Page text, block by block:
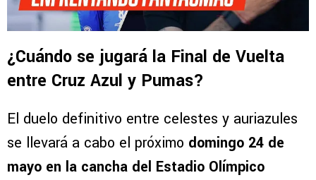
¿Cuándo se jugará la Final de Vuelta
entre Cruz Azul y Pumas?
El duelo definitivo entre celestes y auriazules
se llevará a cabo el próximo domingo 24 de
mayo en la cancha del Estadio Olímpico